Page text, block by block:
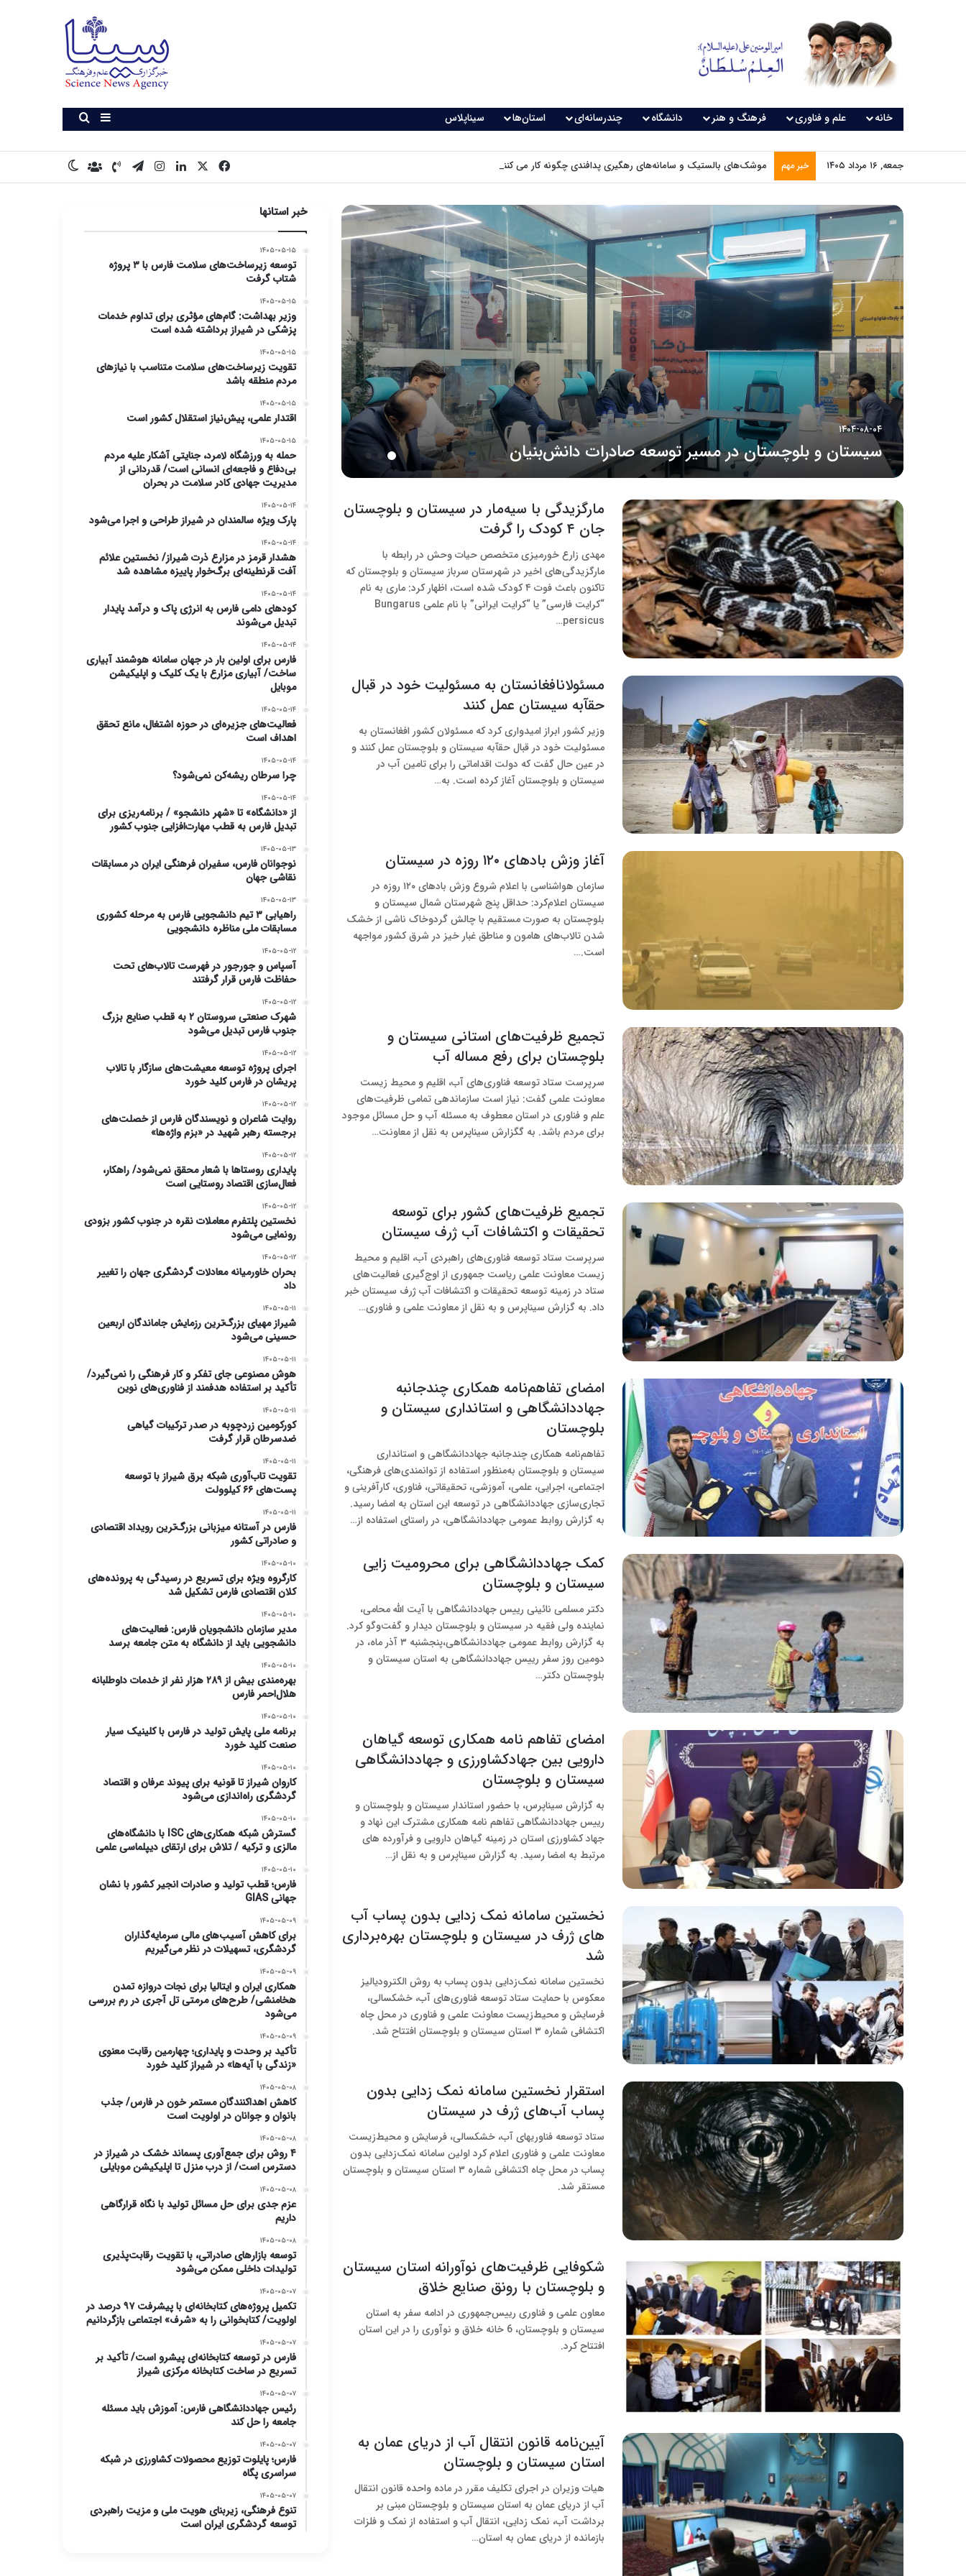
خانه علم و فناوری فرهنگ و هنر دانشگاه چندرسانه‌ای استان‌ها سیناپلاس سایدبارجستجو برای
جمعه, ۱۶ مرداد ۱۴۰۵ خبر مهم موشک‌های بالستیک و سامانه‌های رهگیری پدافندی چگونه کار می کنند؟ فیس بوکلینکدیناینستاگرام
تلگرامتماس با ما
درباره ماتغییر پوسته
۱۴۰۴-۰۸-۰۴
سیستان و بلوچستان در مسیر توسعه صادرات دانش‌بنیان
۱۴۰۴-۰۵-۲۱
کشوری شد، راهیابی ۱۰ تیم به مرحله فینال
مارگزیدگی با سیه‌مار در سیستان و بلوچستان
جان ۴ کودک را گرفت
مهدی زارع خورمیزی متخصص حیات وحش در رابطه با
مارگزیدگی‌های اخیر در شهرستان سرباز سیستان و بلوچستان که
تاکنون باعث فوت ۴ کودک شده است، اظهار کرد: ماری به نام
“کرایت فارسی” یا “کرایت ایرانی” با نام علمی Bungarus
persicus…
مسئولانافغانستان به مسئولیت خود در قبال
حقآبه سیستان عمل کنند
وزیر کشور ابراز امیدواری کرد که مسئولان کشور افغانستان به
مسئولیت خود در قبال حقآبه سیستان و بلوچستان عمل کنند و
در عین حال گفت که دولت اقداماتی را برای تامین آب در
سیستان و بلوچستان آغاز کرده است. به…
آغاز وزش بادهای ۱۲۰ روزه در سیستان
سازمان هواشناسی با اعلام شروع وزش بادهای ۱۲۰ روزه در
سیستان اعلام‌کرد: حداقل پنج شهرستان شمال سیستان و
بلوچستان به صورت مستقیم با چالش گردوخاک ناشی از خشک
شدن تالاب‌های هامون و مناطق غبار خیز در شرق کشور مواجهه
است.…
تجمیع ظرفیت‌های استانی سیستان و
بلوچستان برای رفع مساله آب
سرپرست ستاد توسعه فناوری‌های آب، اقلیم و محیط زیست
معاونت علمی گفت: نیاز است سازماندهی تمامی ظرفیت‌های
علم و فناوری در استان معطوف به مسئله آب و حل مسائل موجود
برای مردم باشد. به گگزارش سیناپرس به نقل از معاونت…
تجمیع ظرفیت‌های کشور برای توسعه
تحقیقات و اکتشافات آب ژرف سیستان
سرپرست ستاد توسعه فناوری‌های راهبردی آب، اقلیم و محیط
زیست معاونت علمی ریاست جمهوری از اوج‌گیری فعالیت‌های
ستاد در زمینه توسعه تحقیقات و اکتشافات آب ژرف سیستان خبر
داد. به گزارش سیناپرس و به نقل از معاونت علمی و فناوری…
امضای تفاهم‌نامه همکاری چندجانبه
جهاددانشگاهی و استانداری سیستان و
بلوچستان
تفاهم‌نامه همکاری چندجانبه جهاددانشگاهی و استانداری
سیستان و بلوچستان به‌منظور استفاده از توانمندی‌های فرهنگی،
اجتماعی، اجرایی، علمی، آموزشی، تحقیقاتی، فناوری، کارآفرینی و
تجاری‌سازی جهاددانشگاهی در توسعه این استان به امضا رسید.
به گزارش روابط عمومی جهاددانشگاهی، در راستای استفاده از…
کمک جهاددانشگاهی برای محرومیت زایی
سیستان و بلوچستان
دکتر مسلمی نائینی رییس جهاددانشگاهی با آیت الله محامی،
نماینده ولی فقیه در سیستان و بلوچستان دیدار و گفت‌وگو کرد.
به گزارش روابط عمومی جهاددانشگاهی،پنجشنبه ۳ آذر ماه، در
دومین روز سفر رییس جهاددانشگاهی به استان سیستان و
بلوچستان دکتر…
امضای تفاهم نامه همکاری توسعه گیاهان
دارویی بین جهادکشاورزی و جهاددانشگاهی
سیستان و بلوچستان
به گزارش سیناپرس، با حضور استاندار سیستان و بلوچستان و
رییس جهاددانشگاهی تفاهم نامه همکاری مشترک این نهاد و
جهاد کشاورزی استان در زمینه گیاهان دارویی و فرآورده های
مرتبط به امضا رسید. به گزارش سیناپرس و به نقل از…
نخستین سامانه نمک‌ زدایی بدون پساب آب‌
های ژرف در سیستان‌ و بلوچستان بهره‌برداری
شد
نخستین سامانه نمک‌زدایی بدون پساب به روش الکترودیالیز
معکوس با حمایت ستاد توسعه فناوری‌­های آب، خشکسالی،
فرسایش و محیط‌زیست معاونت علمی و فناوری در محل چاه
اکتشافی شماره ۳ استان سیستان و بلوچستان افتتاح شد.
استقرار نخستین سامانه نمک‌ زدایی بدون
پساب آب‌های ژرف در سیستان
ستاد توسعه فناوری­های آب، خشکسالی، فرسایش و محیط‌زیست
معاونت علمی و فناوری اعلام کرد اولین سامانه نمک‌زدایی بدون
پساب در محل چاه اکتشافی شماره ۳ استان سیستان و بلوچستان
مستقر شد.
شکوفایی ظرفیت‌های نوآورانه استان سیستان
و بلوچستان با رونق صنایع خلاق
معاون علمی و فناوری رییس‌جمهوری در ادامه سفر به استان
سیستان و بلوچستان، 6 خانه خلاق و نوآوری را در این استان
افتتاح کرد.
آیین‌نامه قانون انتقال آب از دریای عمان به
استان سیستان و بلوچستان
هیات وزیران در اجرای تکلیف مقرر در ماده واحده قانون انتقال
آب از دریای عمان به استان سیستان و بلوچستان مبنی بر
برداشت آب، نمک زدایی، انتقال آب و استفاده از نمک و فلزات
بازمانده از دریای عمان به استان…
خبر استانها
۱۴۰۵-۰۵-۱۵
توسعه زیرساخت‌های سلامت فارس با ۳ پروژه
شتاب گرفت
۱۴۰۵-۰۵-۱۵
وزیر بهداشت: گام‌های مؤثری برای تداوم خدمات
پزشکی در شیراز برداشته شده است
۱۴۰۵-۰۵-۱۵
تقویت زیرساخت‌های سلامت متناسب با نیازهای
مردم منطقه باشد
۱۴۰۵-۰۵-۱۵
اقتدار علمی، پیش‌نیاز استقلال کشور است
۱۴۰۵-۰۵-۱۵
حمله به ورزشگاه لامرد، جنایتی آشکار علیه مردم
بی‌دفاع و فاجعه‌ای انسانی است/ قدردانی از
مدیریت جهادی کادر سلامت در بحران
۱۴۰۵-۰۵-۱۴
پارک ویژه سالمندان در شیراز طراحی و اجرا می‌شود
۱۴۰۵-۰۵-۱۴
هشدار قرمز در مزارع ذرت شیراز/ نخستین علائم
آفت قرنطینه‌ای برگ‌خوار پاییزه مشاهده شد
۱۴۰۵-۰۵-۱۴
کودهای دامی فارس به انرژی پاک و درآمد پایدار
تبدیل می‌شوند
۱۴۰۵-۰۵-۱۴
فارس برای اولین بار در جهان سامانه هوشمند آبیاری
ساخت/ آبیاری مزارع با یک کلیک و اپلیکیشن
موبایل
۱۴۰۵-۰۵-۱۴
فعالیت‌های جزیره‌ای در حوزه اشتغال، مانع تحقق
اهداف است
۱۴۰۵-۰۵-۱۴
چرا سرطان ریشه‌کن نمی‌شود؟
۱۴۰۵-۰۵-۱۴
از «دانشگاه» تا «شهر دانشجو» / برنامه‌ریزی برای
تبدیل فارس به قطب مهارت‌افزایی جنوب کشور
۱۴۰۵-۰۵-۱۳
نوجوانان فارس، سفیران فرهنگی ایران در مسابقات
نقاشی جهان
۱۴۰۵-۰۵-۱۳
راهیابی ۳ تیم دانشجویی فارس به مرحله کشوری
مسابقات ملی مناظره دانشجویی
۱۴۰۵-۰۵-۱۲
آسپاس و جورجور در فهرست تالاب‌های تحت
حفاظت فارس قرار گرفتند
۱۴۰۵-۰۵-۱۲
شهرک صنعتی سروستان ۲ به قطب صنایع بزرگ
جنوب فارس تبدیل می‌شود
۱۴۰۵-۰۵-۱۲
اجرای پروژه توسعه معیشت‌های سازگار با تالاب
پریشان در فارس کلید خورد
۱۴۰۵-۰۵-۱۲
روایت شاعران و نویسندگان فارس از خصلت‌های
برجسته‌ رهبر شهید در «بزم واژه‌ها»
۱۴۰۵-۰۵-۱۲
پایداری روستاها با شعار محقق نمی‌شود/ راهکار،
فعال‌سازی اقتصاد روستایی است
۱۴۰۵-۰۵-۱۲
نخستین پلتفرم معاملات نقره در جنوب کشور بزودی
رونمایی می‌شود
۱۴۰۵-۰۵-۱۲
بحران خاورمیانه معادلات گردشگری جهان را تغییر
داد
۱۴۰۵-۰۵-۱۱
شیراز مهیای بزرگ‌ترین رزمایش جاماندگان اربعین
حسینی می‌شود
۱۴۰۵-۰۵-۱۱
هوش مصنوعی جای تفکر و کار فرهنگی را نمی‌گیرد/
تأکید بر استفاده هدفمند از فناوری‌های نوین
۱۴۰۵-۰۵-۱۱
کورکومین زردچوبه در صدر ترکیبات گیاهی
ضدسرطان قرار گرفت
۱۴۰۵-۰۵-۱۱
تقویت تاب‌آوری شبکه برق شیراز با توسعه
پست‌های ۶۶ کیلوولت
۱۴۰۵-۰۵-۱۱
فارس در آستانه میزبانی بزرگ‌ترین رویداد اقتصادی
و صادراتی کشور
۱۴۰۵-۰۵-۱۰
کارگروه ویژه برای تسریع در رسیدگی به پرونده‌های
کلان اقتصادی فارس تشکیل شد
۱۴۰۵-۰۵-۱۰
مدیر سازمان دانشجویان فارس: فعالیت‌های
دانشجویی باید از دانشگاه به متن جامعه برسد
۱۴۰۵-۰۵-۱۰
بهره‌مندی بیش از ۲۸۹ هزار نفر از خدمات داوطلبانه
هلال‌احمر فارس
۱۴۰۵-۰۵-۱۰
برنامه ملی پایش تولید در فارس با کلینیک سیار
صنعت کلید خورد
۱۴۰۵-۰۵-۱۰
کاروان شیراز تا قونیه برای پیوند عرفان و اقتصاد
گردشگری راه‌اندازی می‌شود
۱۴۰۵-۰۵-۱۰
گسترش شبکه همکاری‌های ISC با دانشگاه‌های
مالزی و ترکیه / تلاش برای ارتقای دیپلماسی علمی
۱۴۰۵-۰۵-۱۰
فارس؛ قطب تولید و صادرات انجیر کشور با نشان
جهانی GIAS
۱۴۰۵-۰۵-۰۹
برای کاهش آسیب‌های مالی سرمایه‌گذاران
گردشگری، تسهیلات در نظر می‌گیریم
۱۴۰۵-۰۵-۰۹
همکاری ایران و ایتالیا برای نجات دروازه تمدن
هخامنشی/ طرح‌های مرمتی تل آجری در رم بررسی
می‌شود
۱۴۰۵-۰۵-۰۹
تأکید بر وحدت و پایداری؛ چهارمین رقابت معنوی
«زندگی با آیه‌ها» در شیراز کلید خورد
۱۴۰۵-۰۵-۰۸
کاهش اهداکنندگان مستمر خون در فارس/ جذب
بانوان و جوانان در اولویت است
۱۴۰۵-۰۵-۰۸
۴ روش برای جمع‌آوری پسماند خشک در شیراز در
دسترس است/ از درب منزل تا اپلیکیشن موبایلی
۱۴۰۵-۰۵-۰۸
عزم جدی برای حل مسائل تولید با نگاه قرارگاهی
داریم
۱۴۰۵-۰۵-۰۸
توسعه بازارهای صادراتی، با تقویت رقابت‌پذیری
تولیدات داخلی ممکن می‌شود
۱۴۰۵-۰۵-۰۷
تکمیل پروژه‌های کتابخانه‌ای با پیشرفت ۹۷ درصد در
اولویت/ کتابخوانی را به «شرف» اجتماعی بازگردانیم
۱۴۰۵-۰۵-۰۷
فارس در توسعه کتابخانه‌ای پیشرو است/ تأکید بر
تسریع در ساخت کتابخانه مرکزی شیراز
۱۴۰۵-۰۵-۰۷
رئیس جهاددانشگاهی فارس: آموزش باید مسئله
جامعه را حل کند
۱۴۰۵-۰۵-۰۷
فارس؛ پایلوت توزیع محصولات کشاورزی در شبکه
سراسری پگاه
۱۴۰۵-۰۵-۰۷
تنوع فرهنگی، زیربنای هویت ملی و مزیت راهبردی
توسعه گردشگری ایران است